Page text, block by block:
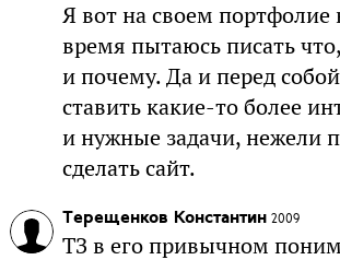
Я вот на своем портфолие
время пытаюсь писать
и почему. Да и перед
ставить какие-то более
и нужные задачи, нежели
сделать сайт.
Терещенков Константин 2009
ТЗ в его привычном